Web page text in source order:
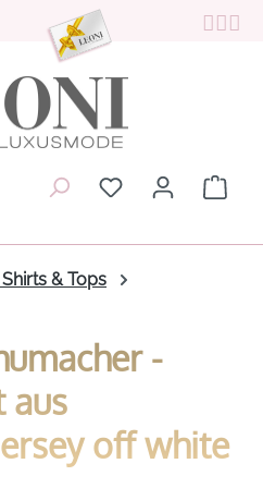
Du hast 0
& Tops
-
aus
off white